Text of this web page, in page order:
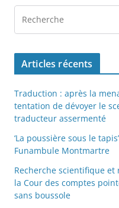
Articles récents
Traduction : après la
tentation de dévoyer le
traducteur assermenté
‘La poussière sous le
Funambule Montmartre
Recherche scientifique
la Cour des comptes
sans boussole